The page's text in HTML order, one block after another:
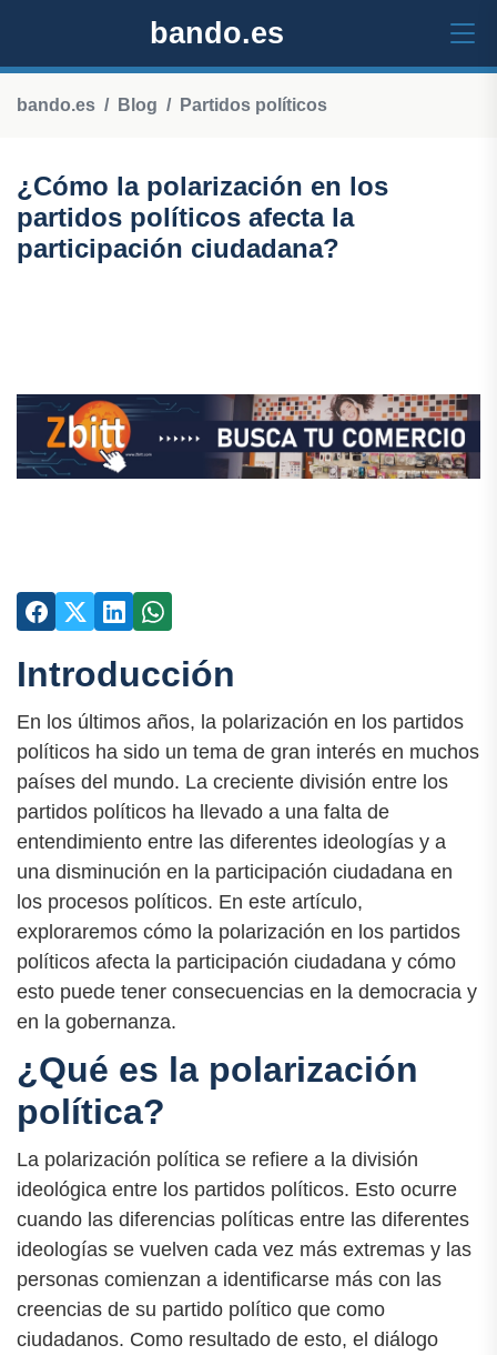
bando.es
bando.es Blog Partidos políticos
¿Cómo la polarización en los
partidos políticos afecta la
participación ciudadana?
Introducción
En los últimos años, la polarización en los partidos
políticos ha sido un tema de gran interés en muchos
países del mundo. La creciente división entre los
partidos políticos ha llevado a una falta de
entendimiento entre las diferentes ideologías y a
una disminución en la participación ciudadana en
los procesos políticos. En este artículo,
exploraremos cómo la polarización en los partidos
políticos afecta la participación ciudadana y cómo
esto puede tener consecuencias en la democracia y
en la gobernanza.
¿Qué es la polarización
política?
La polarización política se refiere a la división
ideológica entre los partidos políticos. Esto ocurre
cuando las diferencias políticas entre las diferentes
ideologías se vuelven cada vez más extremas y las
personas comienzan a identificarse más con las
creencias de su partido político que como
ciudadanos. Como resultado de esto, el diálogo